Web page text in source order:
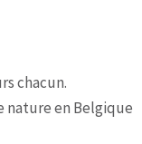
chacun.
nature en Belgique